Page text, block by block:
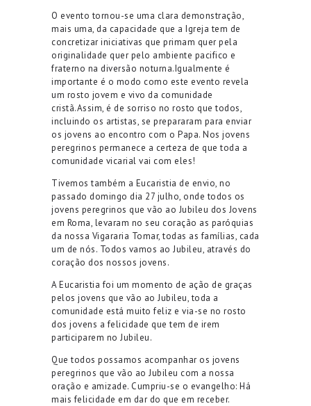
O evento tornou-se uma clara demonstração,
mais uma, da capacidade que a Igreja tem de
concretizar iniciativas que primam quer pela
originalidade quer pelo ambiente pacifico e
fraterno na diversão noturna.Igualmente é
importante é o modo como este evento revela
um rosto jovem e vivo da comunidade
cristã.Assim, é de sorriso no rosto que todos,
incluindo os artistas, se prepararam para enviar
os jovens ao encontro com o Papa. Nos jovens
peregrinos permanece a certeza de que toda a
comunidade vicarial vai com eles!
Tivemos também a Eucaristia de envio, no
passado domingo dia 27 julho, onde todos os
jovens peregrinos que vão ao Jubileu dos Jovens
em Roma, levaram no seu coração as paróquias
da nossa Vigararia Tomar, todas as famílias, cada
um de nós. Todos vamos ao Jubileu, através do
coração dos nossos jovens.
A Eucaristia foi um momento de ação de graças
pelos jovens que vão ao Jubileu,toda a
comunidade está muito feliz e via-se no rosto
dos jovens a felicidade que tem de irem
participarem no Jubileu.
Que todos possamos acompanhar os jovens
peregrinos que vão ao Jubileu com a nossa
oração e amizade. Cumpriu-se o evangelho: Há
mais felicidade em dar do que em receber.